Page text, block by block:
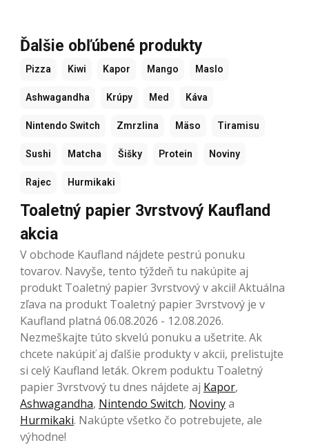
Ďalšie obľúbené produkty
Pizza Kiwi Kapor Mango Maslo
Ashwagandha Krúpy Med Káva
Nintendo Switch Zmrzlina Mäso Tiramisu
Sushi Matcha Šišky Protein Noviny
Rajec Hurmikaki
Toaletný papier 3vrstvový Kaufland
akcia
V obchode Kaufland nájdete pestrú ponuku
tovarov. Navyše, tento týždeň tu nakúpite aj
produkt Toaletný papier 3vrstvový v akcii! Aktuálna
zľava na produkt Toaletný papier 3vrstvový je v
Kaufland platná 06.08.2026 - 12.08.2026.
Nezmeškajte túto skvelú ponuku a ušetrite. Ak
chcete nakúpiť aj ďalšie produkty v akcii, prelistujte
si celý Kaufland leták. Okrem poduktu Toaletný
papier 3vrstvový tu dnes nájdete aj Kapor,
Ashwagandha, Nintendo Switch, Novinya
Hurmikaki. Nakúpte všetko čo potrebujete, ale
výhodne!